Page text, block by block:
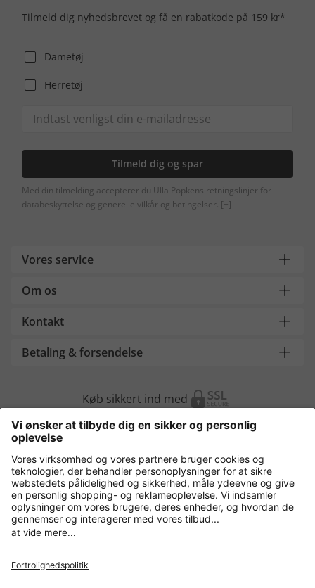
Tilmeld dig nyhedsbrevet og få en rabatkode på 159 kr*
Dametøj
Herretøj
Tilmeld dig og spar
Med din tilmelding accepterer du Ulla Popkens retningslinjer for
databeskyttelse og generelle vilkår og betingelser. [+]
Vores service
Om os
Kontakt
Betaling & forsendelse
Køb sikkert ind med
Flere webshops
Danmark